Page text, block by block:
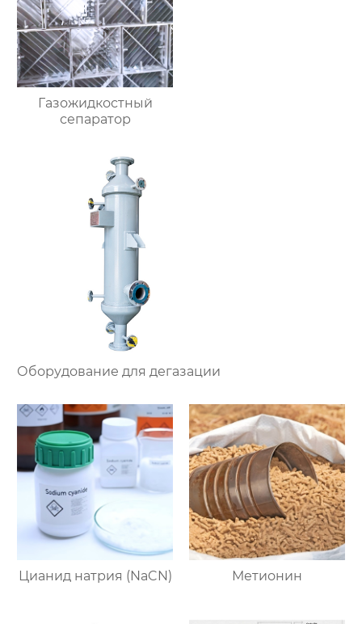
Газожидкостный
сепаратор
Оборудование для дегазации
Цианид натрия (NaCN) Метионин